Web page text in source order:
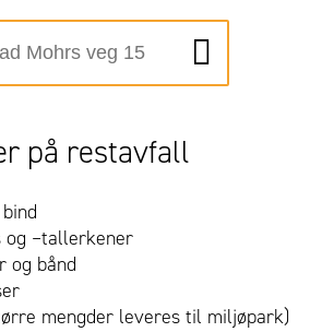
på restavfall
og –tallerkener
og bånd
mengder leveres til miljøpark)